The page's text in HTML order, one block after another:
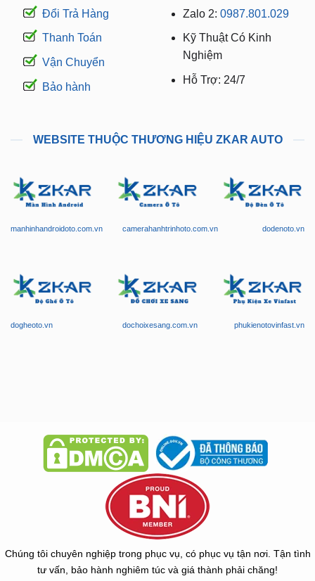
Đổi Trả Hàng
Thanh Toán
Vận Chuyển
Bảo hành
Zalo 2: 0987.801.029
Kỹ Thuật Có Kinh
Nghiệm
Hỗ Trợ: 24/7
WEBSITE THUỘC THƯƠNG HIỆU ZKAR AUTO
manhinhandroidoto.com.vn camerahanhtrinhoto.com.vn dodenoto.vn
dogheoto.vn dochoixesang.com.vn phukienotovinfast.vn
Chúng tôi chuyên nghiệp trong phục vụ, có phục vụ tận nơi. Tận tình
tư vấn, bảo hành nghiêm túc và giá thành phải chăng!